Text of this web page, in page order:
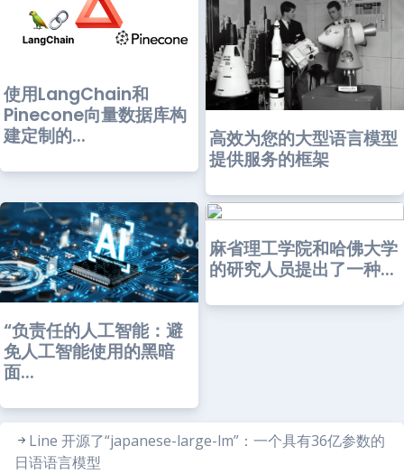
使用LangChain和
Pinecone向量数据库构
建定制的...
高效为您的大型语言模型
提供服务的框架
“负责任的人工智能：避
免人工智能使用的黑暗
面...
麻省理工学院和哈佛大学
的研究人员提出了一种...
Line 开源了“japanese-large-lm”：一个具有36亿参数的
日语语言模型